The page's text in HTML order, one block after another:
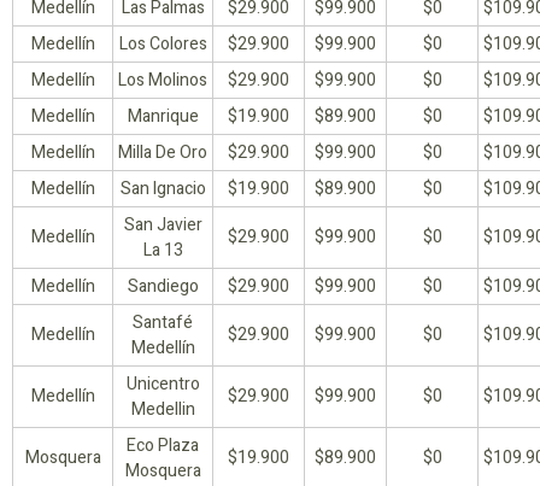
Medellín Las Palmas $29.900 $99.900 $0
Medellín
Los Colores $29.900 $99.900 $0
Medellín
Los Molinos $29.900 $99.900 $0
Medellín
Manrique $19.900 $89.900 $0
Medellín
Milla De Oro $29.900 $99.900 $0
Medellín
San Ignacio $19.900 $89.900 $0
Medellín
San Javier
La 13
$29.900 $99.900 $0
Medellín
Sandiego $29.900 $99.900 $0
Medellín
Santafé
Medellín
$29.900 $99.900 $0
Medellín
Unicentro
Medellin
$29.900 $99.900 $0
Mosquera
Eco Plaza
Mosquera
$19.900 $89.900 $0